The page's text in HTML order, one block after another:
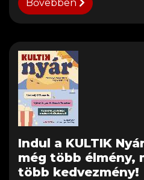
Bővebben
Indul a KULTIK
még több élmény,
több kedvezmény!